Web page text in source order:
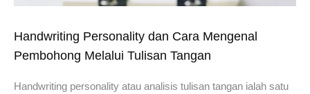
Handwriting Personality dan Cara Mengenal
Pembohong Melalui Tulisan Tangan
Handwriting personality atau analisis tulisan tangan ialah satu